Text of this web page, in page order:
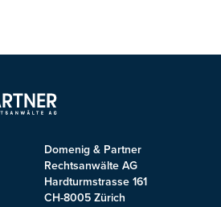
Domenig & Partner
Rechtsanwälte AG
Hardturmstrasse 161
CH-8005 Zürich